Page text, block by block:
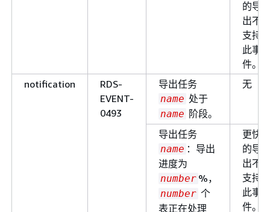
的导
出不
支持
此事
件。
notification
RDS-
EVENT-
0493
导出任务
name 处于
name 阶段。
无
导出任务
name ：导出
进度为
number %，
number 个
表正在处理
更快
的导
出不
支持
此事
件。